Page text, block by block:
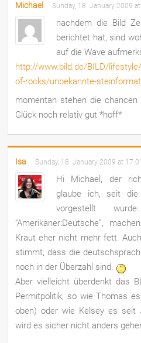
Michael Sunday, 18. January 2009
nachdem die Bild
berichtet hat, sind
auf die Wave
http://www.bild.de/BILD/
of-rocks/unbekannte-
momentan stehen die
Glück noch relativ gut *hoff*
Isa Sunday, 18. January 2009 at
Hi Michael, der
glaube ich, seit
vorgestellt
“Amerikaner:Deutsche”,
Kraut eher nicht mehr fett.
stimmt, dass die
noch in der Überzahl sind.
Aber vielleicht überdenkt das
Permitpolitik, so wie Thomas
oben) oder wie Kelsey es seit
wird es sicher nicht anders